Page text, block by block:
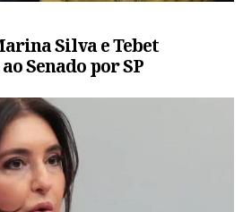
Silva e Tebet
Senado por SP